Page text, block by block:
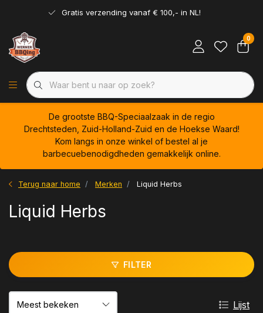
Gratis verzending vanaf € 100,- in NL!
0
De grootste BBQ-Speciaalzaak in de regio
Drechtsteden, Zuid-Holland-Zuid en de Hoekse Waard!
Kom langs in onze winkel of bestel al je
barbecuebenodigdheden gemakkelijk online.
Terug naar home Merken Liquid Herbs
Liquid Herbs
FILTER
Lijst